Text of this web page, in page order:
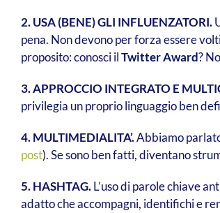
2. USA (BENE) GLI INFLUENZATORI.
pena. Non devono per forza essere
proposito: conosci ilTwitter Award?
3. APPROCCIO INTEGRATO E
privilegia un proprio linguaggio ben
4. MULTIMEDIALITA’.Abbiamo
post). Se sono ben fatti, diventano
5. HASHTAG.L’uso di parole chiave
adatto che accompagni, identifichi e